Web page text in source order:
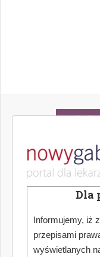
Dla
Informujemy, iż
przepisami
wyświetlanych